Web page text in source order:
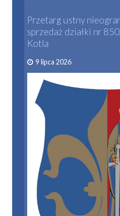
Przetarg ustny
sprzedaż działki nr
Kotla
9 lipca 2026